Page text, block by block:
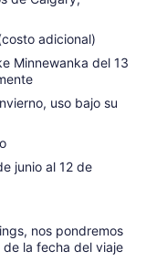
adicional)
Minnewanka del 13
uso bajo su
junio al 12 de
nos pondremos
la fecha del viaje